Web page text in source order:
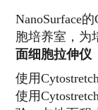
NanoSurface
胞培养室，为
面细胞拉伸仪
使用
使用